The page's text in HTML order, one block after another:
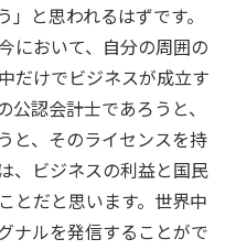
と思われるはずです。
において、自分の周囲の
だけでビジネスが成立す
認会計士であろうと、
と、そのライセンスを持
、ビジネスの利益と国民
とだと思います。世界中
ナルを発信することがで